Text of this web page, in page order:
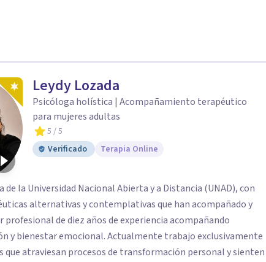
Leydy Lozada
Psicóloga holística | Acompañamiento terapéutico
para mujeres adultas
5 / 5
Verificado
Terapia Online
de la Universidad Nacional Abierta y a Distancia (UNAD), con
alternativas y contemplativas que han acompañado y
profesional de diez años de experiencia acompañando
Actualmente trabajo exclusivamente
que atraviesan procesos de transformación personal y sienten